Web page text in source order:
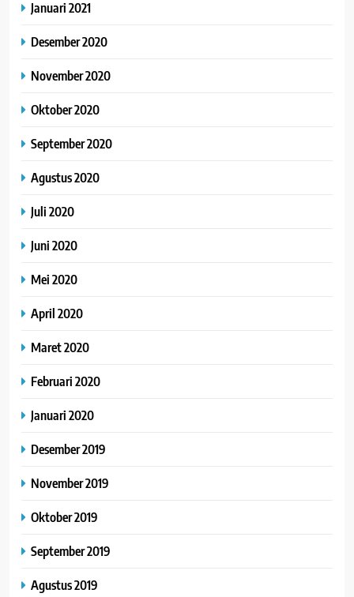
Januari 2021
Desember 2020
November 2020
Oktober 2020
September 2020
Agustus 2020
Juli 2020
Juni 2020
Mei 2020
April 2020
Maret 2020
Februari 2020
Januari 2020
Desember 2019
November 2019
Oktober 2019
September 2019
Agustus 2019